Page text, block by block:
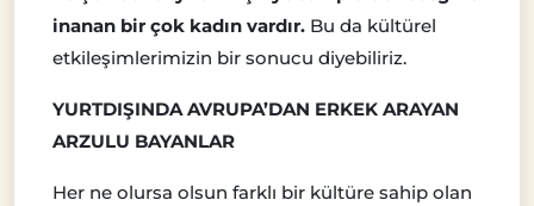
inanan bir çok kadın vardır. Bu da kültürel
etkileşimlerimizin bir sonucu diyebiliriz.
YURTDIŞINDA AVRUPA’DAN ERKEK ARAYAN
ARZULU BAYANLAR
Her ne olursa olsun farklı bir kültüre sahip olan